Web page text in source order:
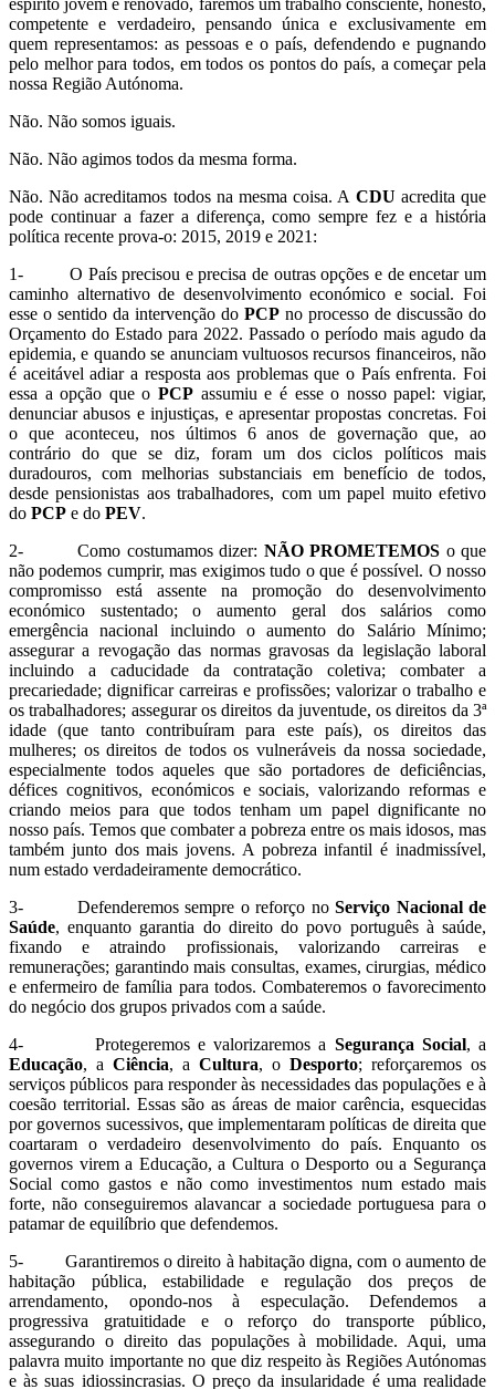
espírito jovem e renovado, faremos um trabalho consciente, honesto,
competente e verdadeiro, pensando única e exclusivamente em
quem representamos: as pessoas e o país, defendendo e pugnando
pelo melhor para todos, em todos os pontos do país, a começar pela
nossa Região Autónoma.
Não. Não somos iguais.
Não. Não agimos todos da mesma forma.
Não. Não acreditamos todos na mesma coisa. A CDU acredita que
pode continuar a fazer a diferença, como sempre fez e a história
política recente prova-o: 2015, 2019 e 2021:
1- O País precisou e precisa de outras opções e de encetar um
caminho alternativo de desenvolvimento económico e social. Foi
esse o sentido da intervenção do PCP no processo de discussão do
Orçamento do Estado para 2022. Passado o período mais agudo da
epidemia, e quando se anunciam vultuosos recursos financeiros, não
é aceitável adiar a resposta aos problemas que o País enfrenta. Foi
essa a opção que oPCP assumiu e é esse o nosso papel: vigiar,
denunciar abusos e injustiças, e apresentar propostas concretas. Foi
o que aconteceu, nos últimos 6 anos de governação que, ao
contrário do que se diz, foram um dos ciclos políticos mais
duradouros, com melhorias substanciais em benefício de todos,
desde pensionistas aos trabalhadores, com um papel muito efetivo
do PCP e do PEV.
2- Como costumamos dizer: NÃO PROMETEMOS o que
não podemos cumprir, mas exigimos tudo o que é possível. O nosso
compromisso está assente na promoção do desenvolvimento
económico sustentado; o aumento geral dos salários como
emergência nacional incluindo o aumento do Salário Mínimo;
assegurar a revogação das normas gravosas da legislação laboral
incluindo a caducidade da contratação coletiva; combater a
precariedade; dignificar carreiras e profissões; valorizar o trabalho e
os trabalhadores; assegurar os direitos da juventude, os direitos da 3ª
idade (que tanto contribuíram para este país), os direitos das
mulheres; os direitos de todos os vulneráveis da nossa sociedade,
especialmente todos aqueles que são portadores de deficiências,
défices cognitivos, económicos e sociais, valorizando reformas e
criando meios para que todos tenham um papel dignificante no
nosso país. Temos que combater a pobreza entre os mais idosos, mas
também junto dos mais jovens. A pobreza infantil é inadmissível,
num estado verdadeiramente democrático.
3- Defenderemos sempre o reforço noServiço Nacional de
Saúde, enquanto garantia do direito do povo português à saúde,
fixando e atraindo profissionais, valorizando carreiras e
remunerações; garantindo mais consultas, exames, cirurgias, médico
e enfermeiro de família para todos. Combateremos o favorecimento
do negócio dos grupos privados com a saúde.
4- Protegeremos e valorizaremos a Segurança Social, a
Educação, a Ciência, a Cultura, o Desporto; reforçaremos os
serviços públicos para responder às necessidades das populações e à
coesão territorial. Essas são as áreas de maior carência, esquecidas
por governos sucessivos, que implementaram políticas de direita que
coartaram o verdadeiro desenvolvimento do país. Enquanto os
governos virem a Educação, a Cultura o Desporto ou a Segurança
Social como gastos e não como investimentos num estado mais
forte, não conseguiremos alavancar a sociedade portuguesa para o
patamar de equilíbrio que defendemos.
5- Garantiremos o direito à habitação digna, com o aumento de
habitação pública, estabilidade e regulação dos preços de
arrendamento, opondo-nos à especulação. Defendemos a
progressiva gratuitidade e o reforço do transporte público,
assegurando o direito das populações à mobilidade. Aqui, uma
palavra muito importante no que diz respeito às Regiões Autónomas
e às suas idiossincrasias. O preço da insularidade é uma realidade